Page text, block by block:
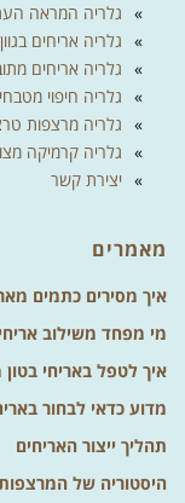
גלריה המראה
גלריה אריחים
גלריה אריחים
גלריה חיפוי
גלריה מרצפות
גלריה קרמיקה
יצירת קשר
מאמרים
איך מסירים כתמים
מי מפחד משילוב אריחי
איך לטפל באריחי בטון
מדוע כדאי לבחור
תהליך ייצור האריחים
היסטוריה של